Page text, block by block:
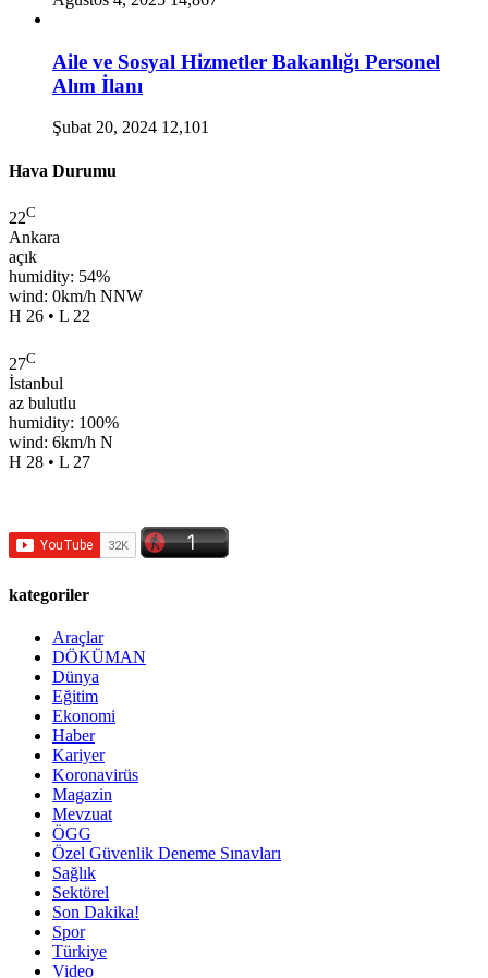
Aile ve Sosyal Hizmetler Bakanlığı Personel
Alım İlanı
Şubat 20, 2024 12,101
Hava Durumu
22C
Ankara
açık
humidity: 54%
wind: 0km/h NNW
H 26 • L 22
27C
İstanbul
az bulutlu
humidity: 100%
wind: 6km/h N
H 28 • L 27
kategoriler
Araçlar
DÖKÜMAN
Dünya
Eğitim
Ekonomi
Haber
Kariyer
Koronavirüs
Magazin
Mevzuat
ÖGG
Özel Güvenlik Deneme Sınavları
Sağlık
Sektörel
Son Dakika!
Spor
Türkiye
Video